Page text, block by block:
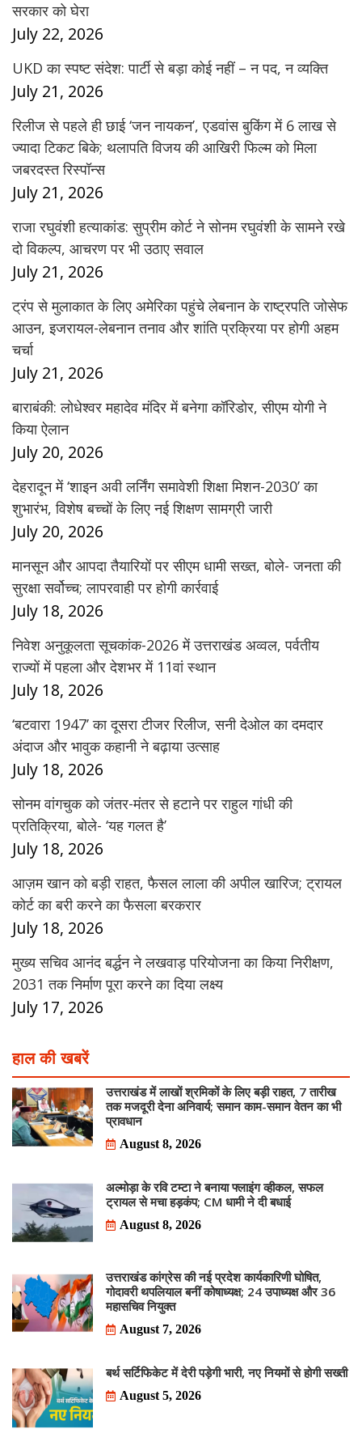
सरकार को घेरा
July 22, 2026
UKD का स्पष्ट संदेश: पार्टी से बड़ा कोई नहीं – न पद, न व्यक्ति
July 21, 2026
रिलीज से पहले ही छाई ‘जन नायकन’, एडवांस बुकिंग में 6 लाख से
ज्यादा टिकट बिके; थलापति विजय की आखिरी फिल्म को मिला
जबरदस्त रिस्पॉन्स
July 21, 2026
राजा रघुवंशी हत्याकांड: सुप्रीम कोर्ट ने सोनम रघुवंशी के सामने रखे
दो विकल्प, आचरण पर भी उठाए सवाल
July 21, 2026
ट्रंप से मुलाकात के लिए अमेरिका पहुंचे लेबनान के राष्ट्रपति जोसेफ
आउन, इजरायल-लेबनान तनाव और शांति प्रक्रिया पर होगी अहम
चर्चा
July 21, 2026
बाराबंकी: लोधेश्वर महादेव मंदिर में बनेगा कॉरिडोर, सीएम योगी ने
किया ऐलान
July 20, 2026
देहरादून में ‘शाइन अवी लर्निंग समावेशी शिक्षा मिशन-2030’ का
शुभारंभ, विशेष बच्चों के लिए नई शिक्षण सामग्री जारी
July 20, 2026
मानसून और आपदा तैयारियों पर सीएम धामी सख्त, बोले- जनता की
सुरक्षा सर्वोच्च; लापरवाही पर होगी कार्रवाई
July 18, 2026
निवेश अनुकूलता सूचकांक-2026 में उत्तराखंड अव्वल, पर्वतीय
राज्यों में पहला और देशभर में 11वां स्थान
July 18, 2026
‘बटवारा 1947’ का दूसरा टीजर रिलीज, सनी देओल का दमदार
अंदाज और भावुक कहानी ने बढ़ाया उत्साह
July 18, 2026
सोनम वांगचुक को जंतर-मंतर से हटाने पर राहुल गांधी की
प्रतिक्रिया, बोले- ‘यह गलत है’
July 18, 2026
आज़म खान को बड़ी राहत, फैसल लाला की अपील खारिज; ट्रायल
कोर्ट का बरी करने का फैसला बरकरार
July 18, 2026
मुख्य सचिव आनंद बर्द्धन ने लखवाड़ परियोजना का किया निरीक्षण,
2031 तक निर्माण पूरा करने का दिया लक्ष्य
July 17, 2026
हाल की खबरें
उत्तराखंड में लाखों श्रमिकों के लिए बड़ी राहत, 7 तारीख
तक मजदूरी देना अनिवार्य; समान काम-समान वेतन का भी
प्रावधान
August 8, 2026
अल्मोड़ा के रवि टम्टा ने बनाया फ्लाइंग व्हीकल, सफल
ट्रायल से मचा हड़कंप; CM धामी ने दी बधाई
August 8, 2026
उत्तराखंड कांग्रेस की नई प्रदेश कार्यकारिणी घोषित,
गोदावरी थपलियाल बनीं कोषाध्यक्ष; 24 उपाध्यक्ष और 36
महासचिव नियुक्त
August 7, 2026
बर्थ सर्टिफिकेट में देरी पड़ेगी भारी, नए नियमों से होगी सख्ती
August 5, 2026